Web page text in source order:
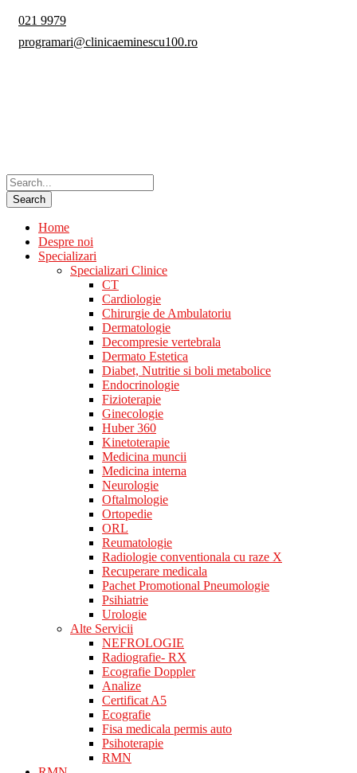
021 9979
programari@clinicaeminescu100.ro
Home
Despre noi
Specializari
Specializari Clinice
CT
Cardiologie
Chirurgie de Ambulatoriu
Dermatologie
Decompresie vertebrala
Dermato Estetica
Diabet, Nutritie si boli metabolice
Endocrinologie
Fizioterapie
Ginecologie
Huber 360
Kinetoterapie
Medicina muncii
Medicina interna
Neurologie
Oftalmologie
Ortopedie
ORL
Reumatologie
Radiologie conventionala cu raze X
Recuperare medicala
Pachet Promotional Pneumologie
Psihiatrie
Urologie
Alte Servicii
NEFROLOGIE
Radiografie- RX
Ecografie Doppler
Analize
Certificat A5
Ecografie
Fisa medicala permis auto
Psihoterapie
RMN